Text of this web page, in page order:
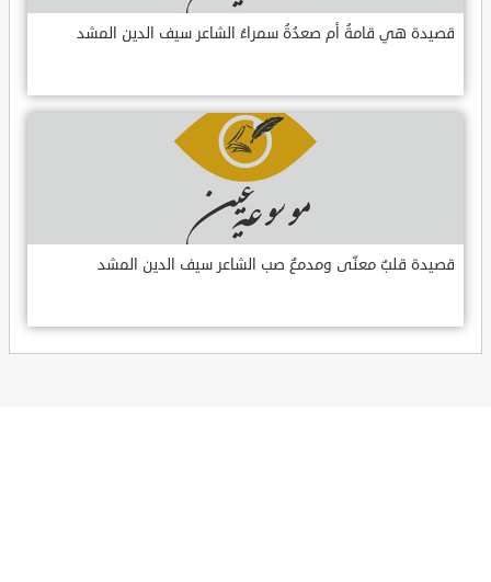
قصيدة هي قامةُ أم صعدُةُ سمراءُ الشاعر سيف الدين المشد
قصيدة قلبٌ معنّى ومدمعٌ صب الشاعر سيف الدين المشد